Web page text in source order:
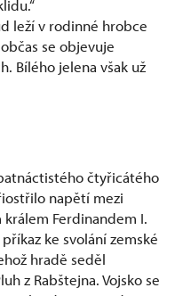
leží v rodinné hrobce
se objevuje
Bílého jelena však už
čtyřicátého
napětí mezi
Ferdinandem I.
ke svolání zemské
hradě seděl
z Rabštejna. Vojsko se